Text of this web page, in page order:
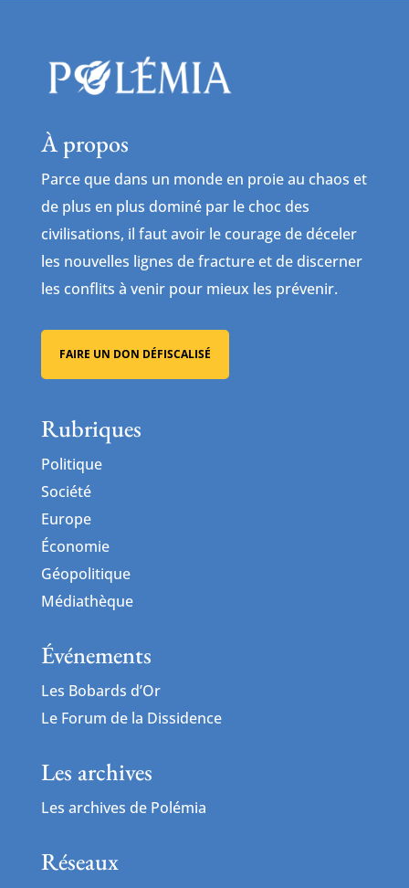
À propos
Parce que dans un monde en proie au chaos et
de plus en plus dominé par le choc des
civilisations, il faut avoir le courage de déceler
les nouvelles lignes de fracture et de discerner
les conflits à venir pour mieux les prévenir.
FAIRE UN DON DÉFISCALISÉ
Rubriques
Politique
Société
Europe
Économie
Géopolitique
Médiathèque
Événements
Les Bobards d’Or
Le Forum de la Dissidence
Les archives
Les archives de Polémia
Réseaux